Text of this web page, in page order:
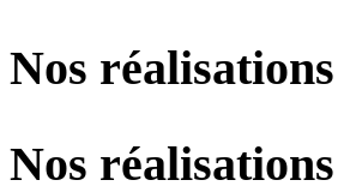
Nos réalisations
Nos réalisations